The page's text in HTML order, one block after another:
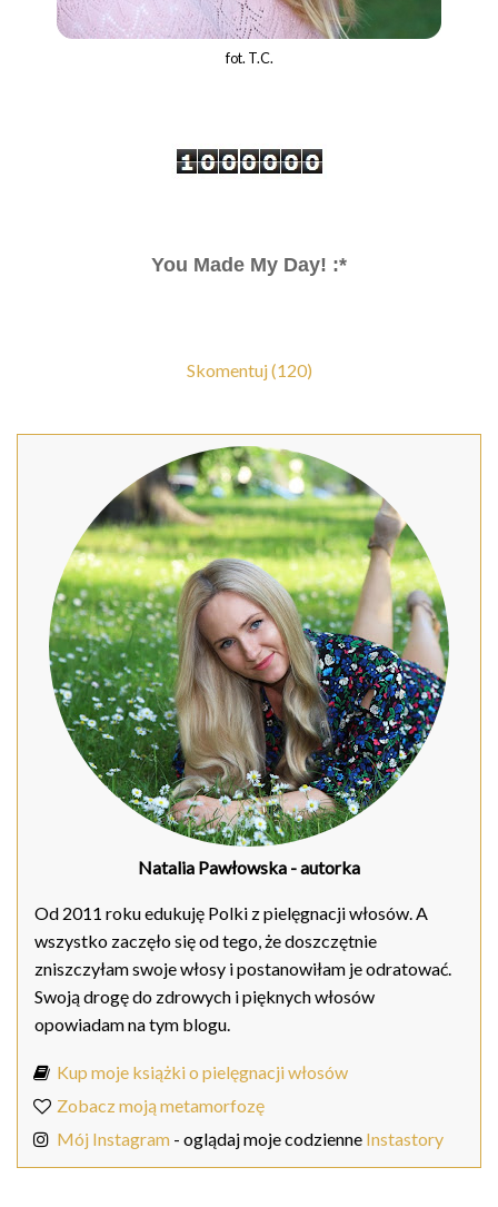
fot. T.C.
You Made My Day! :*
Skomentuj (120)
Natalia Pawłowska - autorka
Od 2011 roku edukuję Polki z pielęgnacji włosów. A
wszystko zaczęło się od tego, że doszczętnie
zniszczyłam swoje włosy i postanowiłam je odratować.
Swoją drogę do zdrowych i pięknych włosów
opowiadam na tym blogu.
Kup moje książki o pielęgnacji włosów
Zobacz moją metamorfozę
Mój Instagram - oglądaj moje codzienne Instastory